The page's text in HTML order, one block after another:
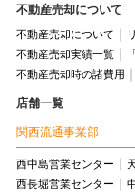
不動産売却について
不動産売却について
不動産売却実績一覧
不動産売却時の諸費用
店舗一覧
関西流通事業部
西中島営業センター
西長堀営業センター